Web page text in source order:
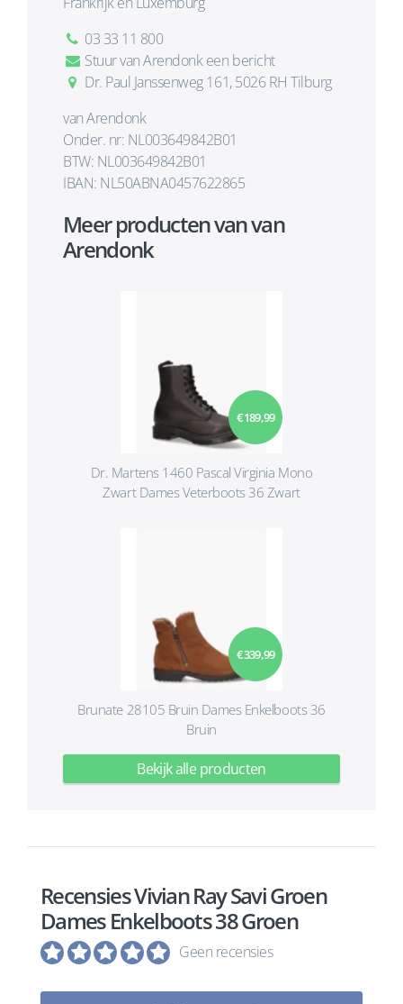
03 33 11 800
Stuur van Arendonk een bericht
Dr. Paul Janssenweg 161, 5026 RH Tilburg
van Arendonk
Onder. nr: NL003649842B01
BTW: NL003649842B01
IBAN: NL50ABNA0457622865
Meer producten van van
Arendonk
€ 189,99
Dr. Martens 1460 Pascal Virginia Mono
Zwart Dames Veterboots 36 Zwart
€ 339,99
Brunate 28105 Bruin Dames Enkelboots 36
Bruin
Bekijk alle producten
Recensies Vivian Ray Savi Groen
Dames Enkelboots 38 Groen
Geen recensies